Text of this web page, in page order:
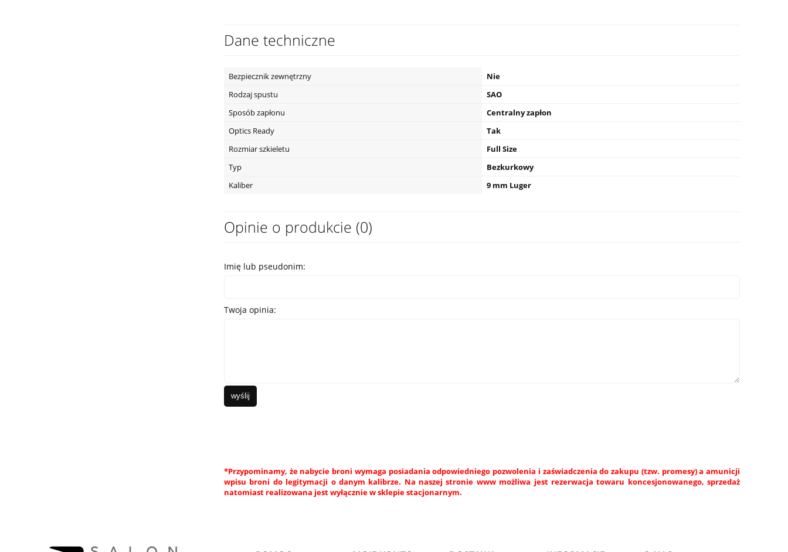
Dane techniczne
Bezpiecznik zewnętrzny
Nie
Rodzaj spustu
SAO
Sposób zapłonu
Centralny zapłon
Optics Ready
Tak
Rozmiar szkieletu
Full Size
Typ
Bezkurkowy
Kaliber
9 mm Luger
Opinie o produkcie (0)
Imię lub pseudonim:
Twoja opinia:
wyślij
*Przypominamy, że nabycie broni wymaga posiadania odpowiedniego pozwolenia i zaświadczenia do zakupu (tzw. promesy) a amunicji
wpisu broni do legitymacji o danym kalibrze. Na naszej stronie www możliwa jest rezerwacja towaru koncesjonowanego, sprzedaż
natomiast realizowana jest wyłącznie w sklepie stacjonarnym.